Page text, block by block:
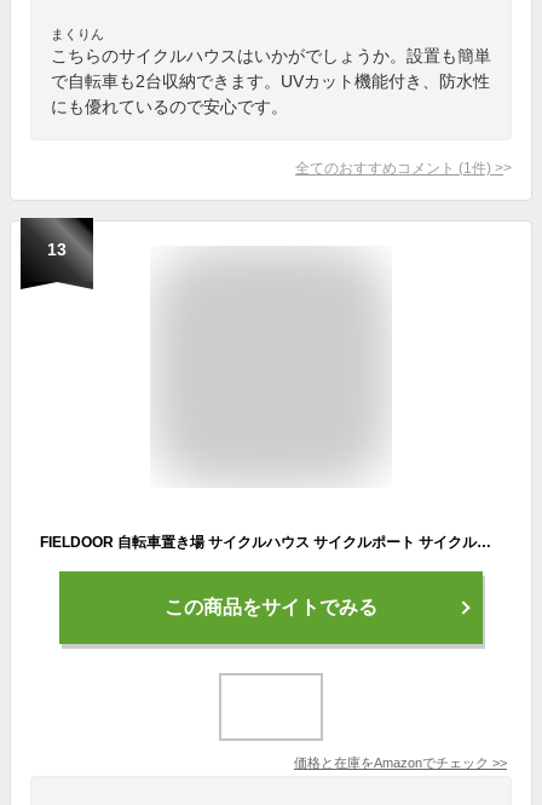
まくりん
こちらのサイクルハウスはいかがでしょうか。設置も簡単
で自転車も2台収納できます。UVカット機能付き、防水性
にも優れているので安心です。
全てのおすすめコメント (1 件) >
13
FIELDOOR 自転車置き場 サイクルハウス サイクルポート サイクルガレージ 家庭用 自転車 小屋 屋根 UVカット 耐候 防水 耐水 カバー 雨よけ 駐輪場 収納庫 バイク サイクルパーキング テント 保管 防犯 三角屋根 おしゃれ 屋外 物置 倉庫 [1-2台用] [ライトベージュ]
この商品をサイトでみる
価格と在庫をAmazonでチェック >>